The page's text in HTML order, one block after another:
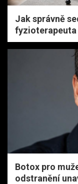
Jak správně
Botox pro
odstranění